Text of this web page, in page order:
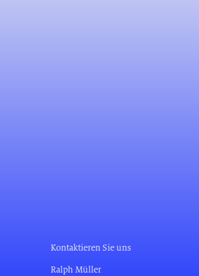
Kontaktieren Sie uns
Ralph Müller